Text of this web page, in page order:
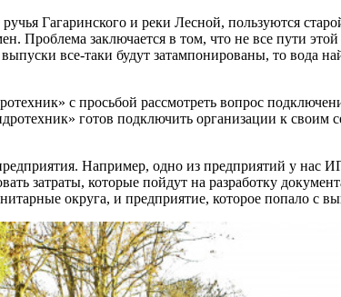
Гагаринского и реки Лесной, пользуются
Проблема заключается в том, что не все пути
выпуски все-таки будут затампонированы, то
с просьбой рассмотреть вопрос
готов подключить организации к своим
Например, одно из предприятий у
затраты, которые пойдут на разработку
округа, и предприятие, которое попало с